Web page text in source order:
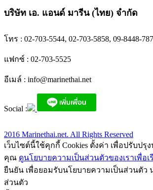
บริษัท เอ. แอนด์ มารีน (ไทย) จำกัด
โทร : 02-703-5544, 02-703-5858, 09-8448-
แฟกซ์ : 02-703-5525
อีเมล์ : info@marinethai.net
Social :
2016 Marinethai.net. All Rights Reserved
เว็บไซต์นี้ใช้คุกกี้ Cookies ตั้งค่า เพื่อปรับป
คุณ ดูนโยบายความเป็นส่วนตัวของเราเพื่อเ
ยืนยัน เพื่อยอมรับนโยบายความเป็นส่วนตัว
ส่วนตัว